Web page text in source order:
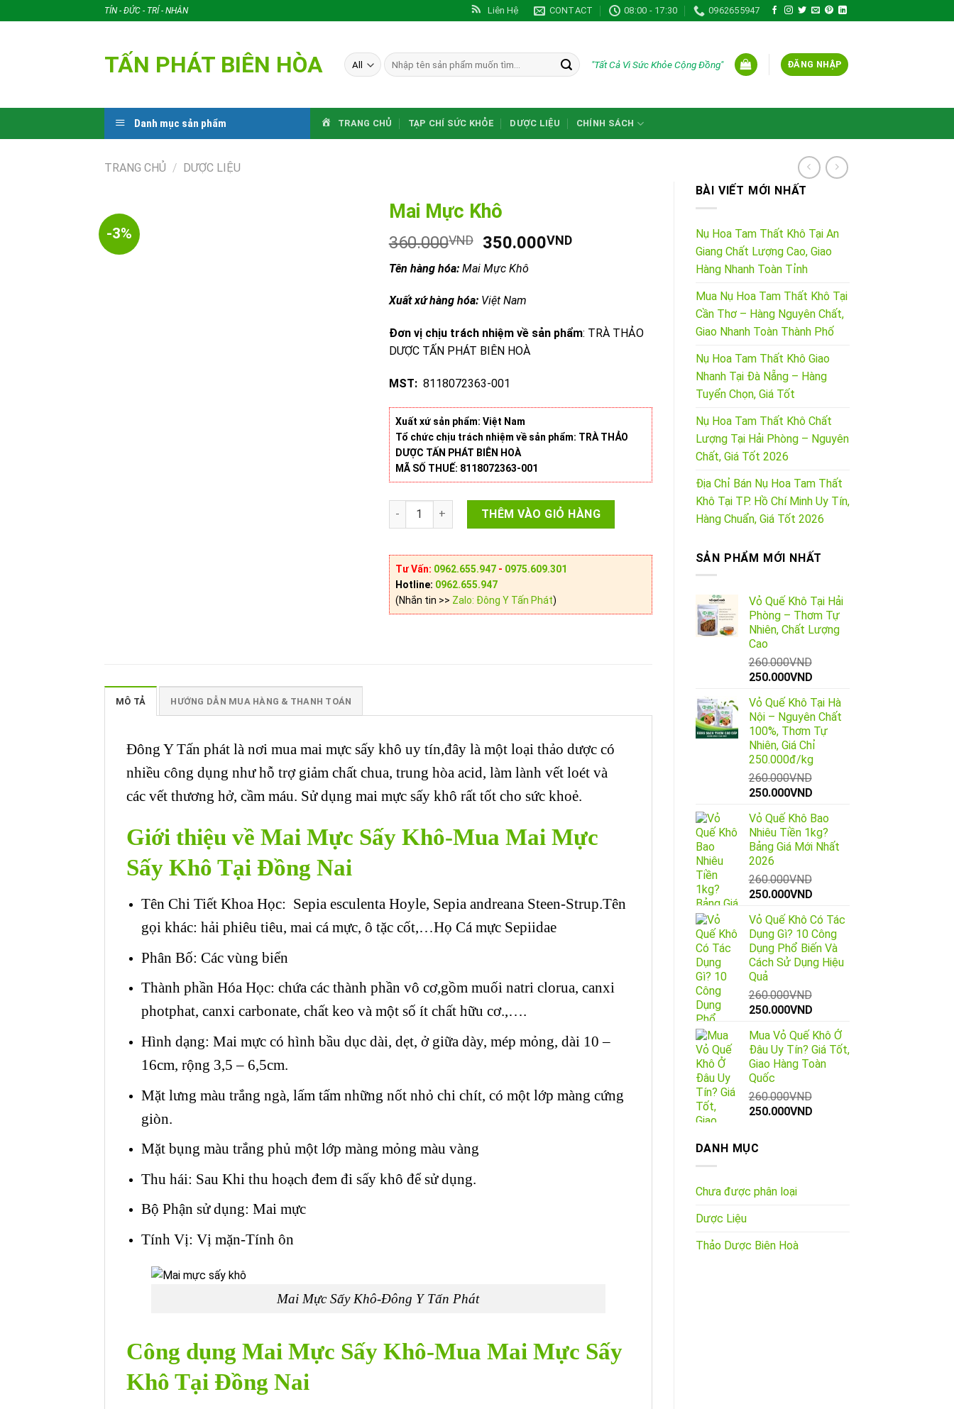
to
TÍN - ĐỨC - TRÍ - NHÂN Liên Hệ CONTACT 08:00 - 17:30 0962655947
TẤN PHÁT BIÊN HÒA
Tìm
kiếm:
"Tất Cả Vì Sức Khỏe Cộng Đồng" ĐĂNG NHẬP
Danh mục sản phẩm TRANG CHỦ TẠP CHÍ SỨC KHỎE DƯỢC LIỆU CHÍNH SÁCH
TRANG CHỦ / DƯỢC LIỆU
BÀI VIẾT MỚI NHẤT
Nụ Hoa Tam Thất Khô Tại An
Giang Chất Lượng Cao, Giao
Hàng Nhanh Toàn Tỉnh
Mua Nụ Hoa Tam Thất Khô Tại
Cần Thơ – Hàng Nguyên Chất,
Giao Nhanh Toàn Thành Phố
Nụ Hoa Tam Thất Khô Giao
Nhanh Tại Đà Nẵng – Hàng
Tuyển Chọn, Giá Tốt
Nụ Hoa Tam Thất Khô Chất
Lượng Tại Hải Phòng – Nguyên
Chất, Giá Tốt 2026
Địa Chỉ Bán Nụ Hoa Tam Thất
Khô Tại TP. Hồ Chí Minh Uy Tín,
Hàng Chuẩn, Giá Tốt 2026
SẢN PHẨM MỚI NHẤT
Vỏ Quế Khô Tại Hải
Phòng – Thơm Tự
Nhiên, Chất Lượng
Cao
260.000VND
Giá
là:
260.000VND.
250.000VNDGiá
tại
là:
250.000VND.
Vỏ Quế Khô Tại Hà
Nội – Nguyên Chất
100%, Thơm Tự
Nhiên, Giá Chỉ
250.000đ/kg
260.000VND
Giá
là:
260.000VND.
250.000VNDGiá
tại
là:
250.000VND.
Vỏ Quế Khô Bao
Nhiêu Tiền 1kg?
Bảng Giá Mới Nhất
2026
260.000VND
Giá
là:
260.000VND.
250.000VNDGiá
tại
là:
250.000VND.
Vỏ Quế Khô Có Tác
Dụng Gì? 10 Công
Dụng Phổ Biến Và
Cách Sử Dụng Hiệu
Quả
260.000VND
Giá
là:
260.000VND.
250.000VNDGiá
tại
là:
250.000VND.
Mua Vỏ Quế Khô Ở
Đâu Uy Tín? Giá Tốt,
Giao Hàng Toàn
Quốc
260.000VND
Giá
là:
260.000VND.
250.000VNDGiá
DANH MỤC
Chưa được phân loại
Dược Liệu
Thảo Dược Biên Hoà
-3%
Mai Mực Khô
360.000VND
Giá
là:
360.000VND.
350.000VNDGiá
Tên hàng hóa: Mai Mực Khô
Xuất xứ hàng hóa: Việt Nam
Đơn vị chịu trách nhiệm về sản phẩm: TRÀ THẢO
DƯỢC TẤN PHÁT BIÊN HOÀ
MST: 8118072363-001
Xuất xứ sản phẩm: Việt Nam
Tổ chức chịu trách nhiệm về sản phẩm: TRÀ THẢO
DƯỢC TẤN PHÁT BIÊN HOÀ
MÃ SỐ THUẾ: 8118072363-001
Mai Mực Khô số lượngTHÊM VÀO GIỎ HÀNG
Tư Vấn: 0962.655.947- 0975.609.301
Hotline: 0962.655.947
(Nhắn tin >> Zalo: Đông Y Tấn Phát)
MÔ TẢ HƯỚNG DẪN MUA HÀNG & THANH TOÁN
Đông Y Tấn phát là nơi mua mai mực sấy khô uy tín,đây là một loại thảo dược có
nhiều công dụng như hỗ trợ giảm chất chua, trung hòa acid, làm lành vết loét và
các vết thương hở, cầm máu. Sử dụng mai mực sấy khô rất tốt cho sức khoẻ.
Giới thiệu về Mai Mực Sấy Khô-Mua Mai Mực
Sấy Khô Tại Đồng Nai
Tên Chi Tiết Khoa Học: Sepia esculenta Hoyle, Sepia andreana Steen-Strup.Tên
gọi khác: hải phiêu tiêu, mai cá mực, ô tặc cốt,…Họ Cá mực Sepiidae
Phân Bố: Các vùng biển
Thành phần Hóa Học: chứa các thành phần vô cơ,gồm muối natri clorua, canxi
photphat, canxi carbonate, chất keo và một số ít chất hữu cơ.,….
Hình dạng: Mai mực có hình bầu dục dài, dẹt, ở giữa dày, mép mỏng, dài 10 –
16cm, rộng 3,5 – 6,5cm.
Mặt lưng màu trắng ngà, lấm tấm những nốt nhỏ chi chít, có một lớp màng cứng
giòn.
Mặt bụng màu trắng phủ một lớp màng mỏng màu vàng
Thu hái: Sau Khi thu hoạch đem đi sấy khô để sử dụng.
Bộ Phận sử dụng: Mai mực
Tính Vị: Vị mặn-Tính ôn
Mai Mực Sấy Khô-Đông Y Tấn Phát
Công dụng Mai Mực Sấy Khô-Mua Mai Mực Sấy
Khô Tại Đồng Nai